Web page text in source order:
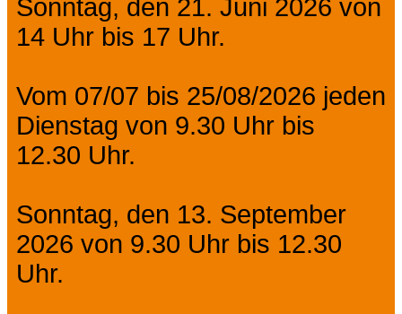
Sonntag, den 21. Juni 2026 von
14 Uhr bis 17 Uhr.
Vom 07/07 bis 25/08/2026 jeden
Dienstag von 9.30 Uhr bis
12.30 Uhr.
Sonntag, den 13. September
2026 von 9.30 Uhr bis 12.30
Uhr.